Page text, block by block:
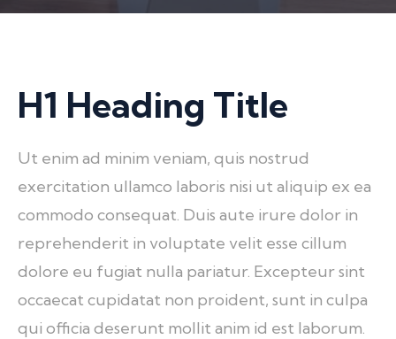
H1 Heading Title
Ut enim ad minim veniam, quis nostrud
exercitation ullamco laboris nisi ut aliquip ex ea
commodo consequat. Duis aute irure dolor in
reprehenderit in voluptate velit esse cillum
dolore eu fugiat nulla pariatur. Excepteur sint
occaecat cupidatat non proident, sunt in culpa
qui officia deserunt mollit anim id est laborum.